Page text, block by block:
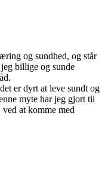
og sundhed, og står
billige og sunde
er dyrt at leve sundt og
myte har jeg gjort til
at komme med